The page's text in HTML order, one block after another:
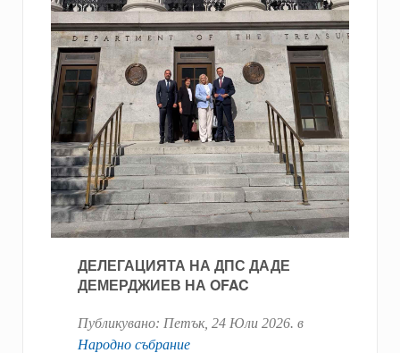
ДЕЛЕГАЦИЯТА НА ДПС ДАДЕ
ДЕМЕРДЖИЕВ НА OFAC
Публикувано: Петък, 24 Юли 2026. в
Народно събрание